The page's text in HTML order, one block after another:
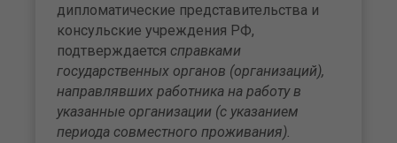
дипломатические представительства и
консульские учреждения РФ,
подтверждается справками
государственных органов (организаций),
направлявших работника на работу в
указанные организации (с указанием
периода совместного проживания).